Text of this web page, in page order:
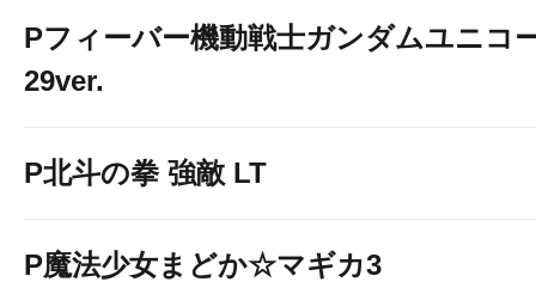
Pフィーバー機動戦士ガンダムユニコ
29ver.
P北斗の拳 強敵 LT
P魔法少女まどか☆マギカ3